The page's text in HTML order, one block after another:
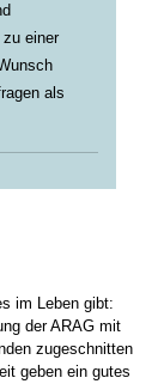
einer
als
im Leben gibt:
der ARAG mit
zugeschnitten
geben ein gutes